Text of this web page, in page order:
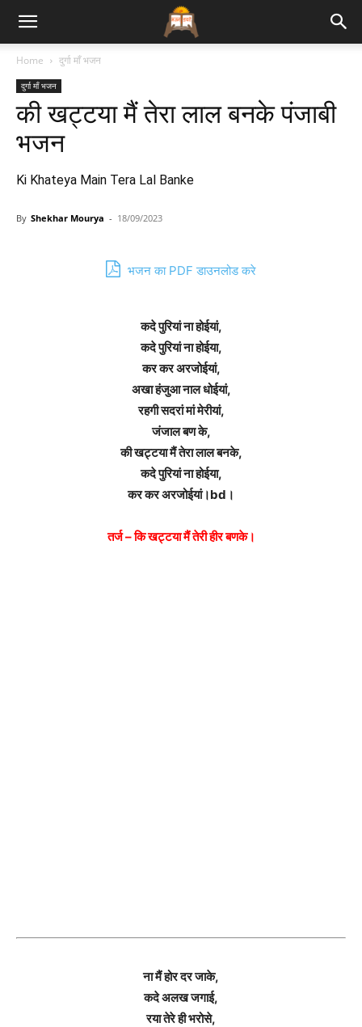
Bhajan
Lyrics
Home दुर्गा माँ भजन
दुर्गा माँ भजन
की खट्टया मैं तेरा लाल बनके पंजाबी
भजन
Ki Khateya Main Tera Lal Banke
By Shekhar Mourya - 18/09/2023
भजन का PDF डाउनलोड करे
कदे पुरियां ना होईयां,
कदे पुरियां ना होईया,
कर कर अरजोईयां,
अखा हंजुआ नाल धोईयां,
रहगी सदरां मां मेरीयां,
जंजाल बण के,
की खट्टया मैं तेरा लाल बनके,
कदे पुरियां ना होईया,
कर कर अरजोईयां।bd।
तर्ज – कि खट्टया मैं तेरी हीर बणके।
ना मैं होर दर जाके,
कदे अलख जगाई,
रया तेरे ही भरोसे,